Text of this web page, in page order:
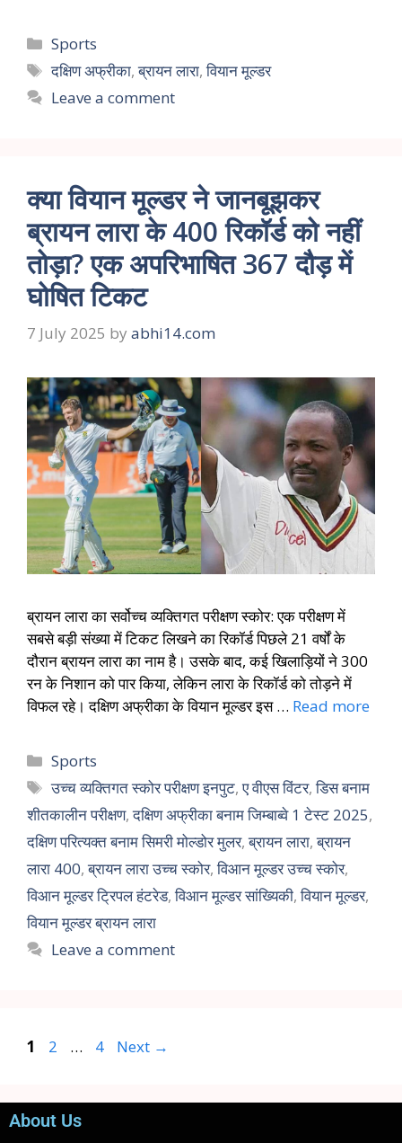
Sports
दक्षिण अफ्रीका,ब्रायन लारा,वियान मूल्डर
Leave a comment
क्या वियान मूल्डर ने जानबूझकर
ब्रायन लारा के 400 रिकॉर्ड को नहीं
तोड़ा? एक अपरिभाषित 367 दौड़ में
घोषित टिकट
7 July 2025 by abhi14.com
ब्रायन लारा का सर्वोच्च व्यक्तिगत परीक्षण स्कोर: एक परीक्षण में
सबसे बड़ी संख्या में टिकट लिखने का रिकॉर्ड पिछले 21 वर्षों के
दौरान ब्रायन लारा का नाम है। उसके बाद, कई खिलाड़ियों ने 300
रन के निशान को पार किया, लेकिन लारा के रिकॉर्ड को तोड़ने में
विफल रहे। दक्षिण अफ्रीका के वियान मूल्डर इस … Read more
Sports
उच्च व्यक्तिगत स्कोर परीक्षण इनपुट,ए वीएस विंटर,डिस बनाम
शीतकालीन परीक्षण,दक्षिण अफ्रीका बनाम जिम्बाब्वे 1 टेस्ट 2025,
दक्षिण परित्यक्त बनाम सिमरी मोल्डोर मुलर,ब्रायन लारा,ब्रायन
लारा 400,ब्रायन लारा उच्च स्कोर,विआन मूल्डर उच्च स्कोर,
विआन मूल्डर ट्रिपल हंटरेड,विआन मूल्डर सांख्यिकी,वियान मूल्डर,
वियान मूल्डर ब्रायन लारा
Leave a comment
1 2 … 4 Next →
About Us